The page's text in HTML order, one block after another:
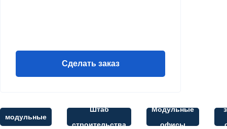
Сделать заказ
модульные
Штаб
строительства
Модульные
офисы